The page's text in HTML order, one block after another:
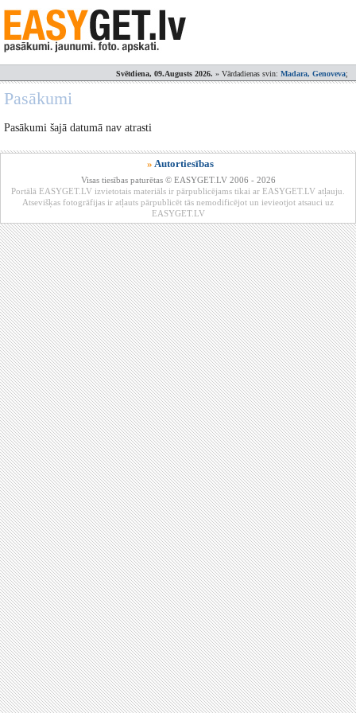
Svētdiena, 09.Augusts 2026. » Vārdadienas svin: Madara, Genoveva;
Pasākumi
Pasākumi šajā datumā nav atrasti
» Autortiesības
Visas tiesības paturētas © EASYGET.LV 2006 - 2026
Portālā EASYGET.LV izvietotais materiāls ir pārpublicējams tikai ar EASYGET.LV atļauju.
Atsevišķas fotogrāfijas ir atļauts pārpublicēt tās nemodificējot un ievieotjot atsauci uz
EASYGET.LV